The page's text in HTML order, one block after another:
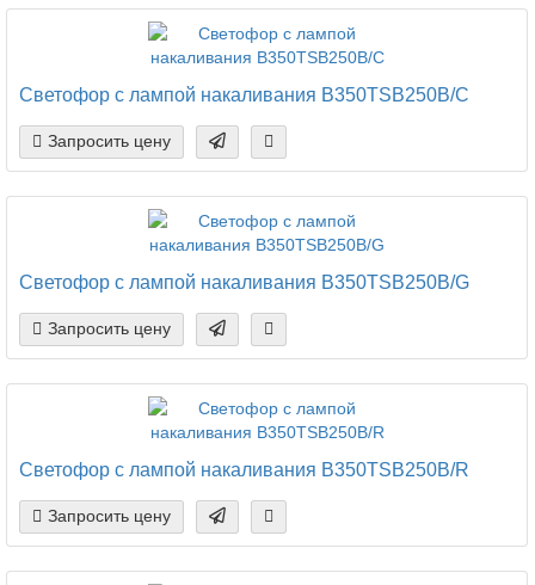
Светофор c лампой накаливания B350TSB250B/C
Запросить цену
Светофор c лампой накаливания B350TSB250B/G
Запросить цену
Светофор c лампой накаливания B350TSB250B/R
Запросить цену